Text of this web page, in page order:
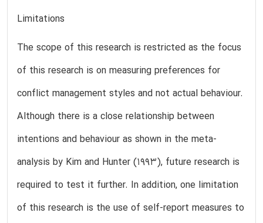
Limitations
The scope of this research is restricted as the focus
of this research is on measuring preferences for
conflict management styles and not actual behaviour.
Although there is a close relationship between
intentions and behaviour as shown in the meta-
analysis by Kim and Hunter (1993), future research is
required to test it further. In addition, one limitation
of this research is the use of self-report measures to